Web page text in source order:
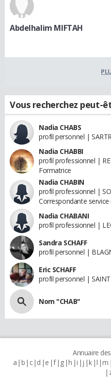
Abdelhalim MIFTAH
Vous recherchez peut-
Nadia CHABS
profil personnel |
Nadia CHABBI
profil professionnel |
Formatrice
Nadia CHABIN
profil professionnel |
Correspondante service
Nadia CHABANI
profil professionnel |
Sandra SCHAFF
profil personnel |
Eric SCHAFF
profil personnel |
Nom "CHAB"
Annuaire
a b c d e f g h i j k l m